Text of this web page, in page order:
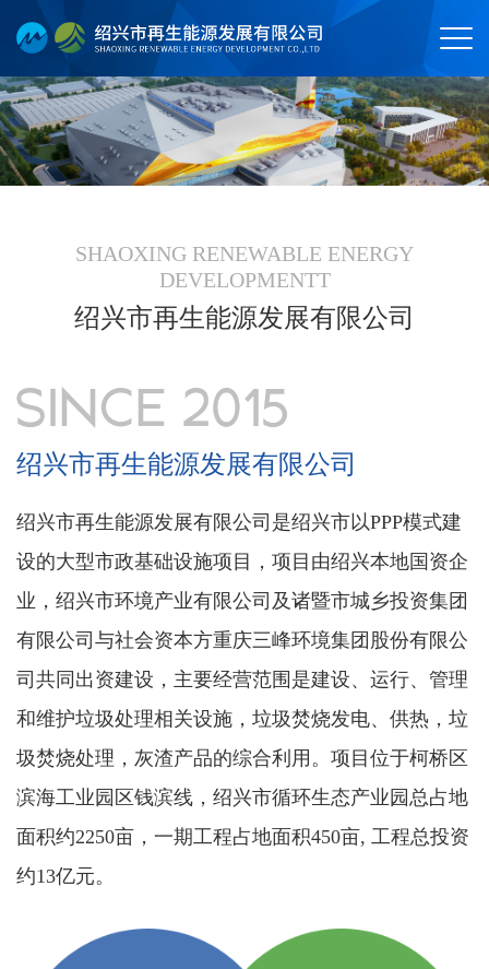
SHAOXING RENEWABLE ENERGY
DEVELOPMENTT
绍兴市再生能源发展有限公司
绍兴市再生能源发展有限公司
绍兴市再生能源发展有限公司是绍兴市以PPP模式建
设的大型市政基础设施项目，项目由绍兴本地国资企
业，绍兴市环境产业有限公司及诸暨市城乡投资集团
有限公司与社会资本方重庆三峰环境集团股份有限公
司共同出资建设，主要经营范围是建设、运行、管理
和维护垃圾处理相关设施，垃圾焚烧发电、供热，垃
圾焚烧处理，灰渣产品的综合利用。项目位于柯桥区
滨海工业园区钱滨线，绍兴市循环生态产业园总占地
面积约2250亩，一期工程占地面积450亩, 工程总投资
约13亿元。